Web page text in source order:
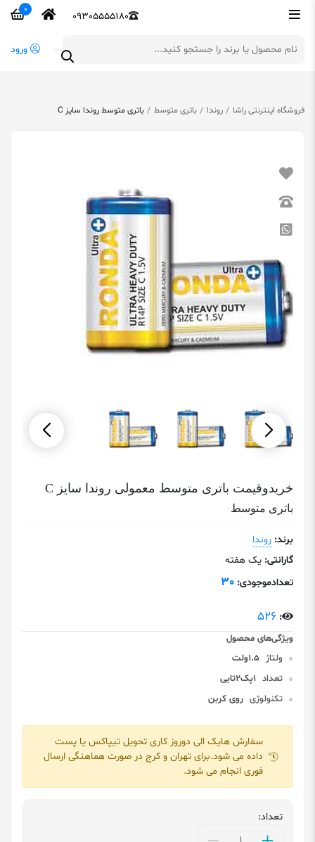
09305555180
0
ورود
فروشگاه اینترنتی راشا روندا باتری متوسط باتری متوسط روندا سایز C
خریدوقیمت باتری متوسط معمولی روندا سایز C
باتری متوسط
برند: روندا
گارانتی: یک هفته
تعدادموجودی: 30
:
526
ولتاژ 1.5ولت
تعداد 1پک2تایی
تکنولوژی روی کربن
سفارش هایک الی دوروز کاری تحویل تیپاکس یا پست
داده می شود.برای تهران و کرج در صورت هماهنگی ارسال
فوری انجام می شود.
تعداد: